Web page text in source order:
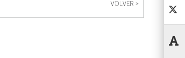
VOLVER >